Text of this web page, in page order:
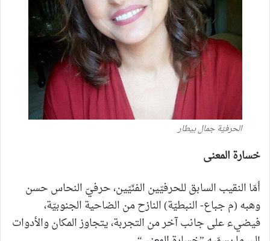
الحرفيّة جمال بيطار
خسارة المعنى
أمّا النقيب السابق للحرفيّين الفنّيّين، حرفيّ النحاس حسن
وهبه (م جباع- النبطيّة) النازح من الضاحية الجنوبيّة،
فيضيء على جانب آخر من التجربة، يتجاوز المكان والأدوات